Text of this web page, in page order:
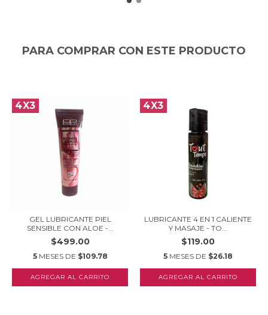
PARA COMPRAR CON ESTE PRODUCTO
4X3
GEL LUBRICANTE PIEL
SENSIBLE CON ALOE -...
$499.00
5 MESES DE $109.78
4X3
LUBRICANTE 4 EN 1 CALIENTE
Y MASAJE - TO...
$119.00
5 MESES DE $26.18